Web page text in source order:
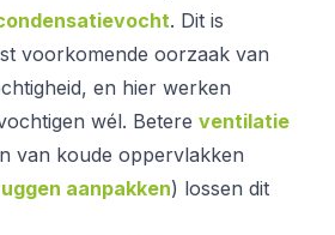
. Dit is
voorkomende oorzaak van
en hier werken
wél. Betere ventilatie
van koude oppervlakken
aanpakken) lossen dit